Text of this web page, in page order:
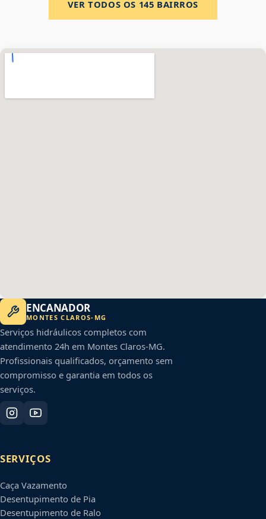
VER TODOS OS 145 BAIRROS
ENCANADOR
MONTES CLAROS- MG
Serviços hidráulicos completos com
atendimento 24h em Montes Claros-MG.
Profissionais qualificados, orçamento sem
compromisso e garantia em todos os
serviços.
SERVIÇOS
Caça Vazamento
Desentupimento de Pia
Desentupimento de Ralo